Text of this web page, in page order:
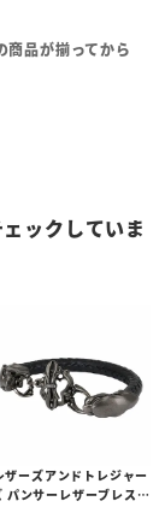
商品が揃ってから
ックしていま
ザーズアンドトレジャー
パンサーレザーブレスレ